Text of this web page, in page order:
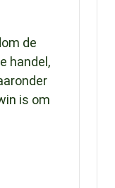
de
handel,
is om